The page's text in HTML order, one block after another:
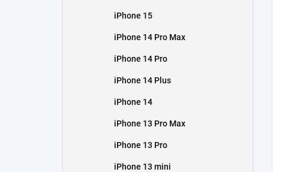
iPhone 15
iPhone 14 Pro Max
iPhone 14 Pro
iPhone 14 Plus
iPhone 14
iPhone 13 Pro Max
iPhone 13 Pro
iPhone 13 mini